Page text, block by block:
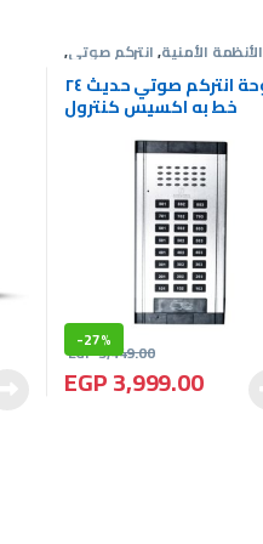
الأنظمة الأمنية,انتركم صوتى,
عروض انتركم
لوحة انتركم صوتي حديث ٢٤
خط به اكسيس كنترول
-27%
EGP3,999.00
EGP5,449.00